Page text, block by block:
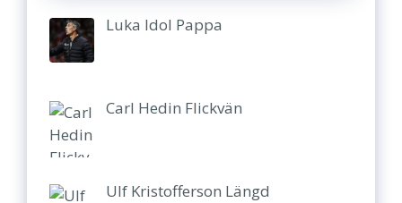
Luka Idol Pappa
Carl Hedin Flickvän
Ulf Kristofferson Längd